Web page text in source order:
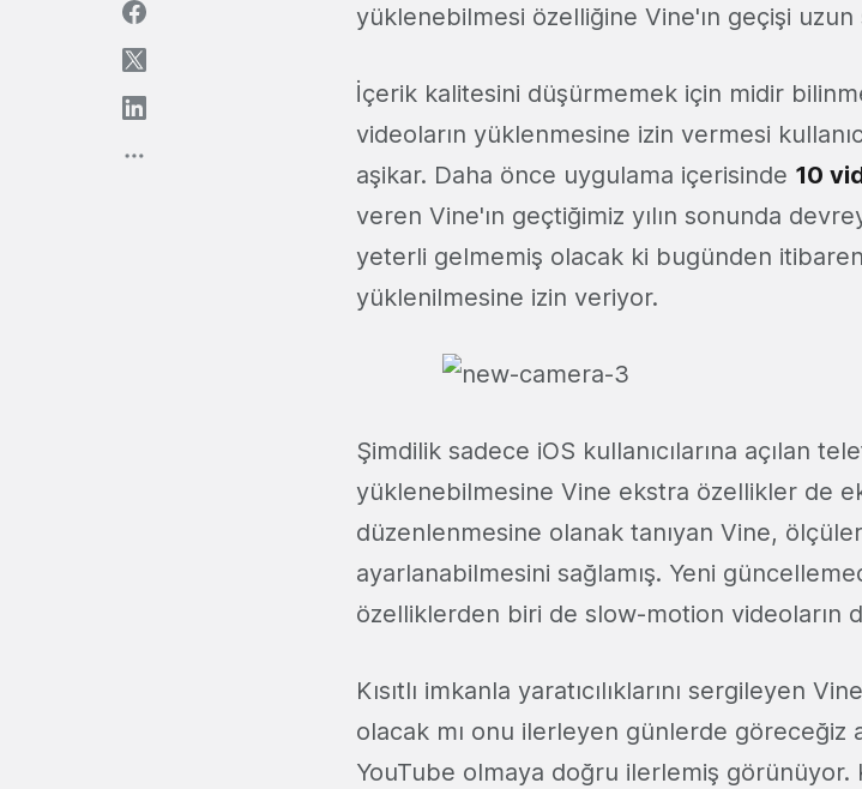
yüklenebilmesi özelliğine Vine'ın geçişi uzun
İçerik kalitesini düşürmemek için midir
videoların yüklenmesine izin vermesi
aşikar. Daha önce uygulama içerisinde 10
veren Vine'ın geçtiğimiz yılın sonunda
yeterli gelmemiş olacak ki bugünden
yüklenilmesine izin veriyor.
Şimdilik sadece iOS kullanıcılarına açılan
yüklenebilmesine Vine ekstra özellikler de
düzenlenmesine olanak tanıyan Vine,
ayarlanabilmesini sağlamış. Yeni
özelliklerden biri de slow-motion videoların
Kısıtlı imkanla yaratıcılıklarını sergileyen
olacak mı onu ilerleyen günlerde göreceğiz
YouTube olmaya doğru ilerlemiş görünüyor.